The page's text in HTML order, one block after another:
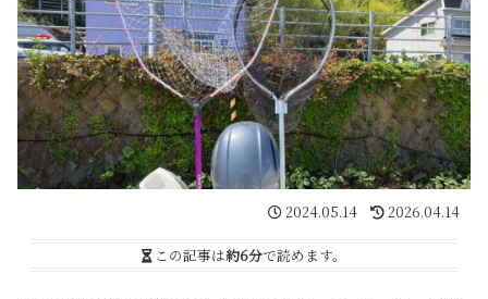
2024.05.14 2026.04.14
この記事は約6分で読めます。